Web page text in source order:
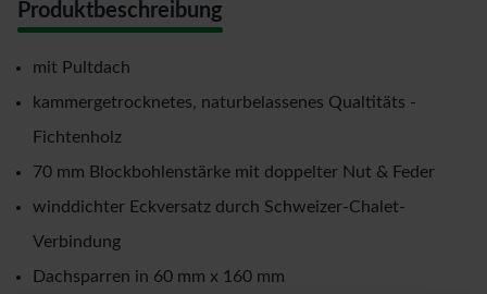
Produktbeschreibung
mit Pultdach
kammergetrocknetes, naturbelassenes Qualtitäts -
Fichtenholz
70 mm Blockbohlenstärke mit doppelter Nut & Feder
winddichter Eckversatz durch Schweizer-Chalet-
Verbindung
Dachsparren in 60 mm x 160 mm